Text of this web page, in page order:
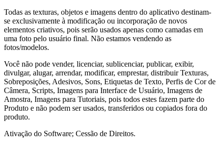
Todas as texturas, objetos e imagens dentro do aplicativo destinam-
se exclusivamente à modificação ou incorporação de novos
elementos criativos, pois serão usados apenas como camadas em
uma foto pelo usuário final. Não estamos vendendo as
fotos/modelos.
Você não pode vender, licenciar, sublicenciar, publicar, exibir,
divulgar, alugar, arrendar, modificar, emprestar, distribuir Texturas,
Sobreposições, Adesivos, Sons, Etiquetas de Texto, Perfis de Cor de
Câmera, Scripts, Imagens para Interface de Usuário, Imagens de
Amostra, Imagens para Tutoriais, pois todos estes fazem parte do
Produto e não podem ser usados, transferidos ou copiados fora do
produto.
Ativação do Software; Cessão de Direitos.